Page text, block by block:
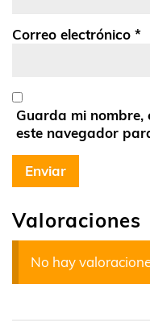
Valoraciones
No hay
Correo electrónico *
Guarda mi nombre,
este navegador